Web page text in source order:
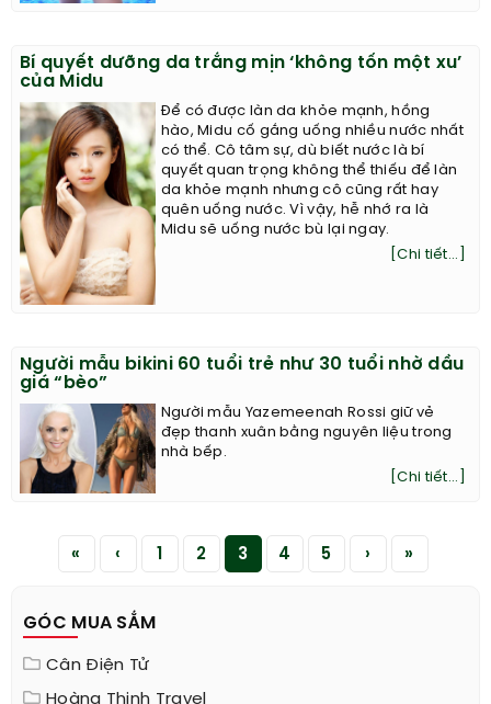
Bí quyết dưỡng da trắng mịn ‘không tốn một xu’
của Midu
Để có được làn da khỏe mạnh, hồng
hào, Midu cố gắng uống nhiều nước nhất
có thể. Cô tâm sự, dù biết nước là bí
quyết quan trọng không thể thiếu để làn
da khỏe mạnh nhưng cô cũng rất hay
quên uống nước. Vì vậy, hễ nhớ ra là
Midu sẽ uống nước bù lại ngay.
[Chi tiết...]
Người mẫu bikini 60 tuổi trẻ như 30 tuổi nhờ dầu
giá “bèo”
Người mẫu Yazemeenah Rossi giữ vẻ
đẹp thanh xuân bằng nguyên liệu trong
nhà bếp.
[Chi tiết...]
« ‹ 1 2 3 4 5 › »
GÓC MUA SẮM
Cân Điện Tử
Hoàng Thịnh Travel